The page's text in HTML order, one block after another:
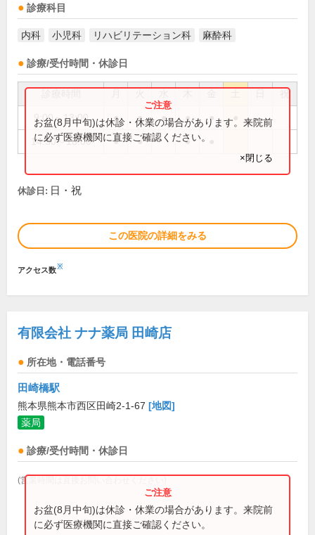
診療科目
内科 小児科 リハビリテーション科 麻酔科
診療/受付時間・休診日
祝
9:00～13:00 ● ● ● ● ●
14:30～18:00 ● ● ●
お盆(8月中旬)は休診・休業の場合があります。来院前
に必ず医療機関に直接ご確認ください。
×閉じる
休診日: 日・祝
この医院の詳細をみる
アクセス数※
有限会社 ナナ薬局 田崎店
所在地・電話番号
田崎橋駅
熊本県熊本市西区田崎2-1-67 [地図]
薬局
診療/受付時間・休診日
(営業時間は直接お問い合わせください)
お盆(8月中旬)は休診・休業の場合があります。来院前
に必ず医療機関に直接ご確認ください。